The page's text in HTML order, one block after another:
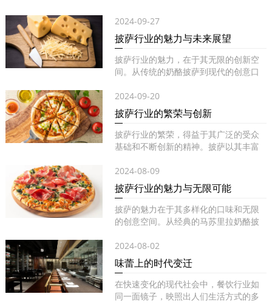
2024-09-27
披萨行业的魅力与未来展望
披萨行业的魅力，在于其无限的创新空
间。从传统的奶酪披萨到现代的创意口
2024-09-20
披萨行业的繁荣与创新
披萨行业的繁荣，得益于其广泛的受众
基础和不断创新的精神。披萨以其丰富
2024-08-09
披萨行业的魅力与无限可能
披萨的魅力在于其多样化的口味和无限
的创意空间。从经典的马苏里拉奶酪披
2024-08-02
味蕾上的时代变迁
在快速变化的现代社会中，餐饮行业如
同一面镜子，映照出人们生活方式的多